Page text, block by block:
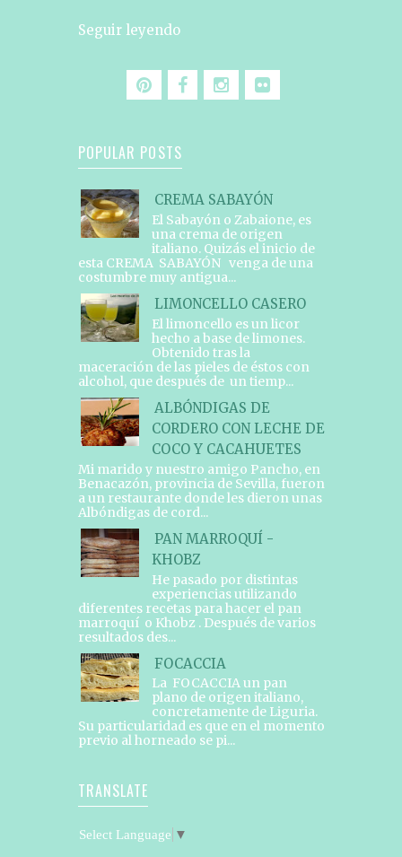
Seguir leyendo
POPULAR POSTS
CREMA SABAYÓN
El Sabayón o Zabaione, es
una crema de origen
italiano. Quizás el inicio de
esta CREMA SABAYÓN venga de una
costumbre muy antigua...
LIMONCELLO CASERO
El limoncello es un licor
hecho a base de limones.
Obtenido tras la
maceración de las pieles de éstos con
alcohol, que después de un tiemp...
ALBÓNDIGAS DE
CORDERO CON LECHE DE
COCO Y CACAHUETES
Mi marido y nuestro amigo Pancho, en
Benacazón, provincia de Sevilla, fueron
a un restaurante donde les dieron unas
Albóndigas de cord...
PAN MARROQUÍ -
KHOBZ
He pasado por distintas
experiencias utilizando
diferentes recetas para hacer el pan
marroquí o Khobz . Después de varios
resultados des...
FOCACCIA
La FOCACCIA un pan
plano de origen italiano,
concretamente de Liguria.
Su particularidad es que en el momento
previo al horneado se pi...
TRANSLATE
Select Language ▼